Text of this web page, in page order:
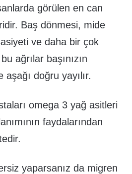
görülen en can
Baş dönmesi, mide
ve daha bir çok
ağrılar başınızın
doğru yayılır.
omega 3 yağ asitleri
faydalarından
yaparsanız da migren